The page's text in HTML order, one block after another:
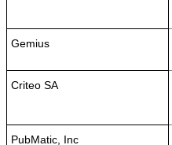
Gemius
Criteo SA
PubMatic, Inc